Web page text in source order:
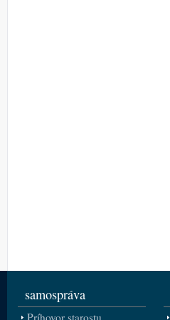
samospráva
Príhovor starostu